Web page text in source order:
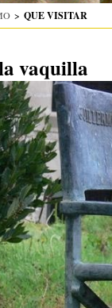
vaquilla
> QUE VISITAR